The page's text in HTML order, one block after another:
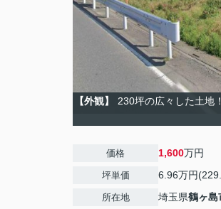
【外観】
230坪の広々した土地
価格 1,600万円
坪単価 6.96万円
所在地 埼玉県鶴ヶ島